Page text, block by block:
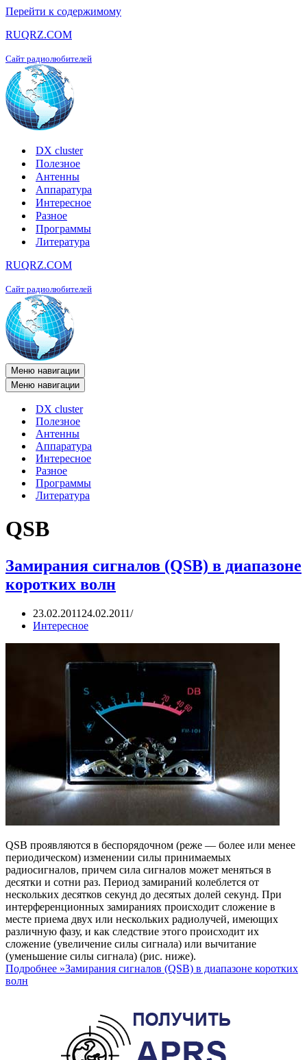
Перейти к содержимому
RUQRZ.COM
Сайт радиолюбителей
DX cluster
Полезное
Антенны
Аппаратура
Интересное
Разное
Программы
Литература
RUQRZ.COM
Сайт радиолюбителей
Меню навигации
Меню навигации
DX cluster
Полезное
Антенны
Аппаратура
Интересное
Разное
Программы
Литература
QSB
Замирания сигналов (QSB) в диапазоне
коротких волн
23.02.2011 24.02.2011
Интересное
QSB проявляются в беспорядочном (реже — более или менее
периодическом) изменении силы принимаемых
радиосигналов, причем сила сигналов может меняться в
десятки и сотни раз. Период замираний колеблется от
нескольких десятков секунд до десятых долей секунд. При
интерференционных замираниях происходит сложение в
месте приема двух или нескольких радиолучей, имеющих
различную фазу, и как следствие этого происходит их
сложение (увеличение силы сигнала) или вычитание
(уменьшение силы сигнала) (рис. ниже).
Подробнее »Замирания сигналов (QSB) в диапазоне коротких
волн